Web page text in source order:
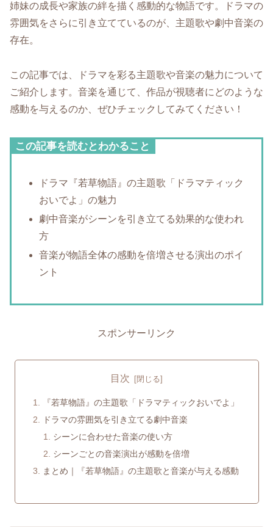
姉妹の成長や家族の絆を描く感動的な物語です。ドラマの
雰囲気をさらに引き立てているのが、主題歌や劇中音楽の
存在。
この記事では、ドラマを彩る主題歌や音楽の魅力について
ご紹介します。音楽を通じて、作品が視聴者にどのような
感動を与えるのか、ぜひチェックしてみてください！
この記事を読むとわかること
ドラマ『若草物語』の主題歌「ドラマティック
おいでよ」の魅力
劇中音楽がシーンを引き立てる効果的な使われ
方
音楽が物語全体の感動を倍増させる演出のポイ
ント
スポンサーリンク
目次
『若草物語』の主題歌「ドラマティックおいでよ」
ドラマの雰囲気を引き立てる劇中音楽
シーンに合わせた音楽の使い方
シーンごとの音楽演出が感動を倍増
まとめ｜『若草物語』の主題歌と音楽が与える感動